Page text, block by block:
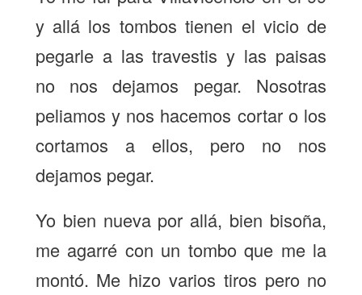
y allá los tombos tienen el vicio de
pegarle a las travestis y las paisas
no nos dejamos pegar. Nosotras
peliamos y nos hacemos cortar o los
cortamos a ellos, pero no nos
dejamos pegar.
Yo bien nueva por allá, bien bisoña,
me agarré con un tombo que me la
montó. Me hizo varios tiros pero no